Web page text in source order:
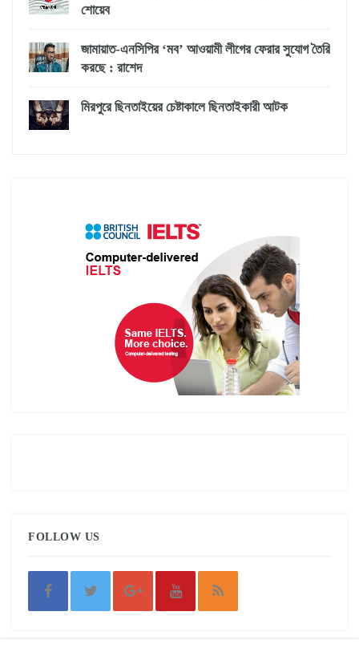
শোয়েব
জামায়াত-এনসিপির ‘মব’ আওয়ামী লীগের ফেরার সুযোগ তৈরি
করছে : রাশেদ
মিরপুরে ছিনতাইয়ের চেষ্টাকালে ছিনতাইকারী আটক
FOLLOW US